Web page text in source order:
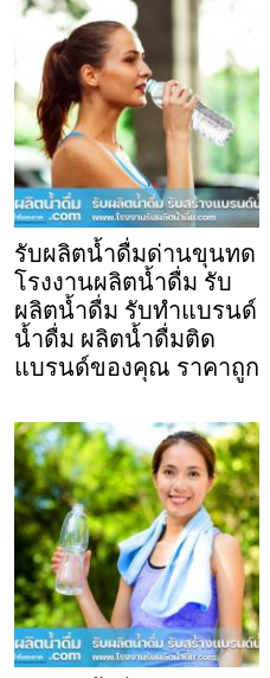
รับผลิตน้ำดื่มด่านขุนทด
โรงงานผลิตน้ำดื่ม รับ
ผลิตน้ำดื่ม รับทำแบรนด์
น้ำดื่ม ผลิตน้ำดื่มติด
แบรนด์ของคุณ ราคาถูก